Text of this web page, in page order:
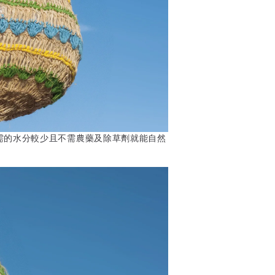
水分較少且不需農藥及除草劑就能自然